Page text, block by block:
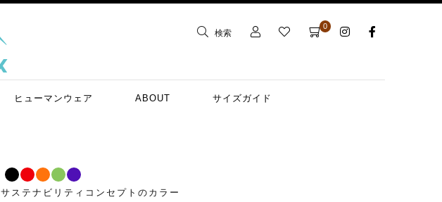
検索
0
ヒューマンウェア ABOUT サイズガイド
サステナビリティコンセプトのカラー